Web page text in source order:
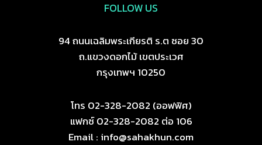
FOLLOW US
94 ถนนเฉลิมพระเกียรติ ร.ต ซอย 30
ถ.แขวงดอกไม้ เขตประเวศ
กรุงเทพฯ 10250
โทร 02-328-2082 (ออฟฟิศ)
แฟกซ์ 02-328-2082 ต่อ 106
Email : info@sahakhun.com